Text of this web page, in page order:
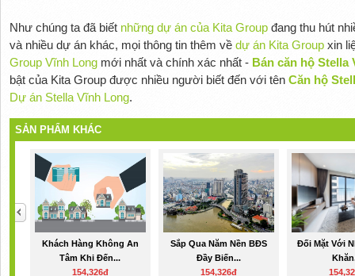
Như chúng ta đã biết những dự án của Kita Groupđang thu hút
và nhiều dự án khác, mọi thông tin thêm về dự án Kita Groupxin
Group Vĩnh Longmới nhất và chính xác nhất - Bán căn hộ Stella
bật của Kita Group được nhiều người biết đến với tên Căn hộ
Dự án Stella Vĩnh Long.
SẢN PHẨM KHÁC
Khách Hàng Không An
Tâm Khi Đến...
154,326đ
Sắp Qua Năm Nền BĐS
Đầy Biến...
154,326đ
Đối Mặt Với